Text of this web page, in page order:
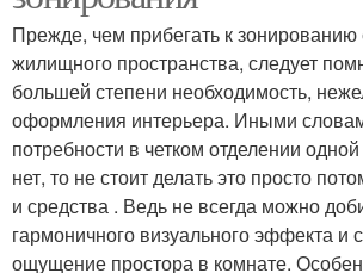
Прежде, чем прибегать к зонированию
жилищного пространства, следует
большей степени необходимость,
оформления интерьера. Иными
потребности в четком отделении
нет, то не стоит делать это просто
и средства . Ведь не всегда можно
гармоничного визуального эффекта и
ощущение простора в комнате.